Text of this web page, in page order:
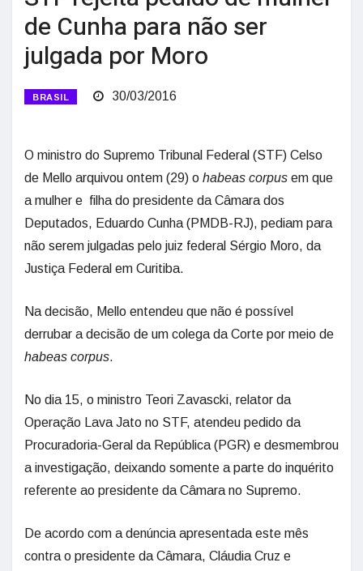
de Cunha para não ser
julgada por Moro
BRASIL 30/03/2016
O ministro do Supremo Tribunal Federal (STF) Celso
de Mello arquivou ontem (29) o habeas corpus em que
a mulher e filha do presidente da Câmara dos
Deputados, Eduardo Cunha (PMDB-RJ), pediam para
não serem julgadas pelo juiz federal Sérgio Moro, da
Justiça Federal em Curitiba.
Na decisão, Mello entendeu que não é possível
derrubar a decisão de um colega da Corte por meio de
habeas corpus.
No dia 15, o ministro Teori Zavascki, relator da
Operação Lava Jato no STF, atendeu pedido da
Procuradoria-Geral da República (PGR) e desmembrou
a investigação, deixando somente a parte do inquérito
referente ao presidente da Câmara no Supremo.
De acordo com a denúncia apresentada este mês
contra o presidente da Câmara, Cláudia Cruz e